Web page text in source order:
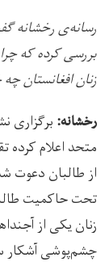
رسانه‌ی رخشانه
بررسی کرده که
زنان افغانستان
رخشانه: برگزاری
متحد اعلام
از طالبان دعوت
تحت حاکمیت
زنان یکی از
چشم‌پوشی آشکار